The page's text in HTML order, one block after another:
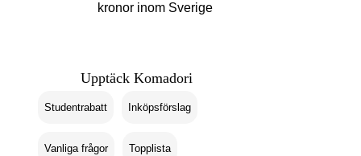
kronor inom Sverige
Upptäck Komadori
Studentrabatt Inköpsförslag
Vanliga frågor Topplista